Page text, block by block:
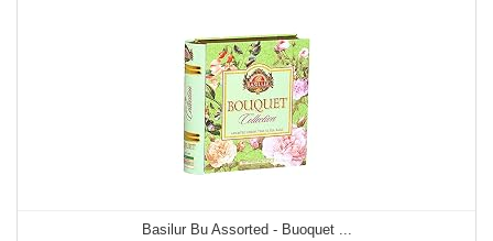
Basilur Bu Assorted - Buoquet ...